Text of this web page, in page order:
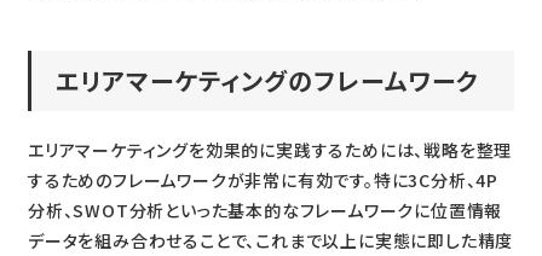
エリアマーケティングのフレームワーク
エリアマーケティングを効果的に実践するためには、戦略を整理
するためのフレームワークが非常に有効です。特に3C分析、4P
分析、SWOT分析といった基本的なフレームワークに位置情報
データを組み合わせることで、これまで以上に実態に即した精度